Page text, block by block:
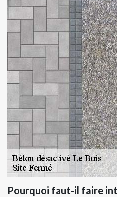
Pourquoi faut-il faire